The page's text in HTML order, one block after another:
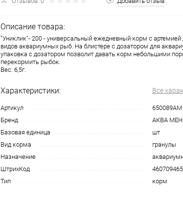
Описание товара:
"Униклик"- 200 - универсальный ежедневный корм с
видов аквариумных рыб. На блистере с дозатором для
упаковка с дозатором позволит давать корм небольшими
перекормить рыбок.
Вес: 6,5г.
Характеристики: Все
Артикул
650089АМ
Бренд
АКВА
Базовая единица
шт
Вид корма
гранулы
Назначение
ШтрихКод
Тип
корм